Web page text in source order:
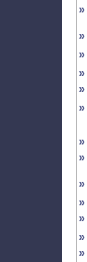
»
»
»
»
»
»
»
»
»
»
»
»
»